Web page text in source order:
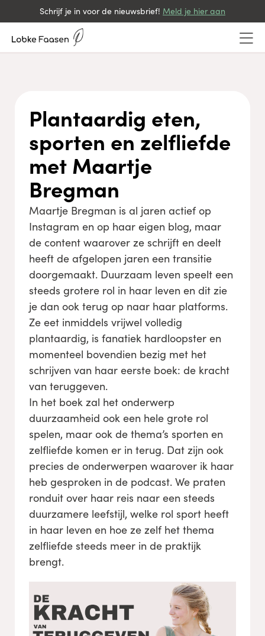
Schrijf je in voor de nieuwsbrief! Meld je hier aan
Plantaardig eten,
sporten en zelfliefde
met Maartje
Bregman
Maartje Bregman is al jaren actief op
Instagram en op haar eigen blog, maar
de content waarover ze schrijft en deelt
heeft de afgelopen jaren een transitie
doorgemaakt. Duurzaam leven speelt een
steeds grotere rol in haar leven en dit zie
je dan ook terug op naar haar platforms.
Ze eet inmiddels vrijwel volledig
plantaardig, is fanatiek hardloopster en
momenteel bovendien bezig met het
schrijven van haar eerste boek: de kracht
van teruggeven.
In het boek zal het onderwerp
duurzaamheid ook een hele grote rol
spelen, maar ook de thema’s sporten en
zelfliefde komen er in terug. Dat zijn ook
precies de onderwerpen waarover ik haar
heb gesproken in de podcast. We praten
ronduit over haar reis naar een steeds
duurzamere leefstijl, welke rol sport heeft
in haar leven en hoe ze zelf het thema
zelfliefde steeds meer in de praktijk
brengt.